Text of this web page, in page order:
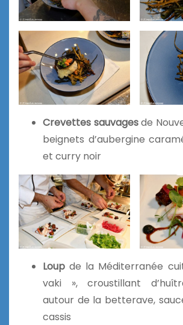
Crevettes sauvagesde
beignets d’aubergine
et curry noir
Loup de la Méditerranée
vaki », croustillant
autour de la betterave,
cassis